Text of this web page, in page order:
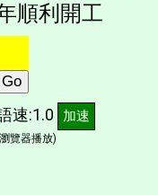
順利開工
速:1.0 加速
覽器播放)